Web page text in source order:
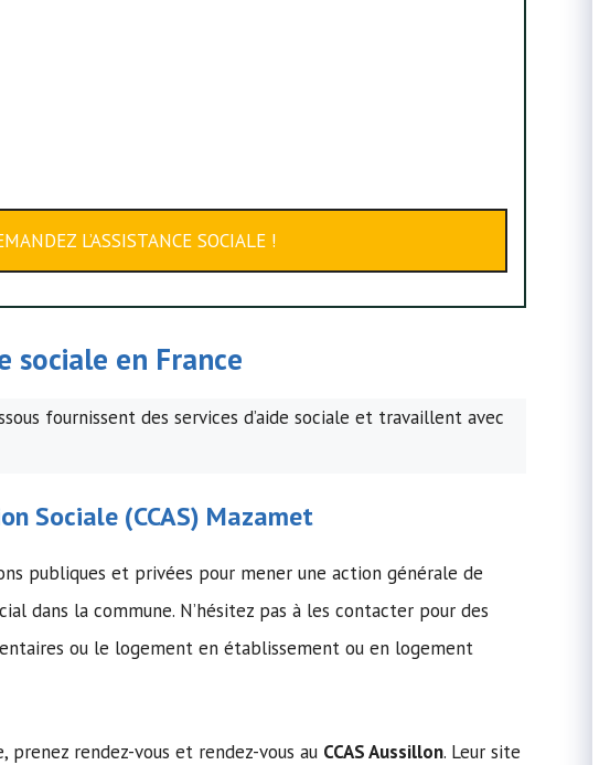
L’ASSISTANCE SOCIALE !
sociale en France
fournissent des services d’aide sociale et travaillent avec
Sociale (CCAS) Mazamet
publiques et privées pour mener une action générale de
dans la commune. N’hésitez pas à les contacter pour des
ou le logement en établissement ou en logement
prenez rendez-vous et rendez-vous au CCAS Aussillon. Leur site